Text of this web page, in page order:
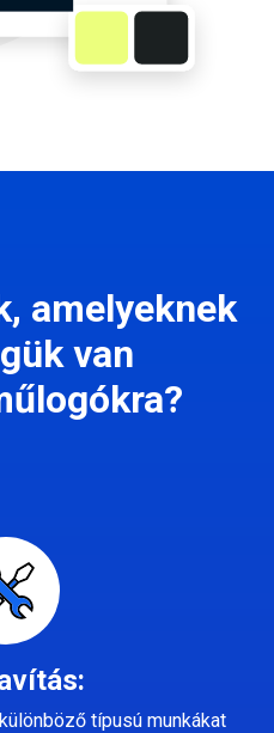
amelyeknek
van
típusú munkákat